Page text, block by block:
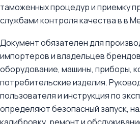
таможенных процедур и приемку
службами контроля качества в в
Документ обязателен для
импортеров и владельцев
оборудование, машины, приборы,
потребительские изделия.
пользователя и инструкция по
определяют безопасный запуск,